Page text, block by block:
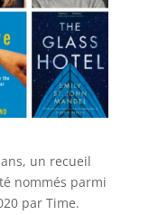
un recueil
nommés parmi
par Time.